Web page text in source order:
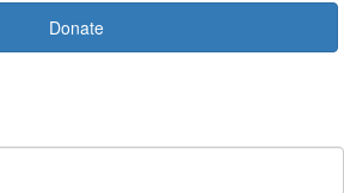
Donate